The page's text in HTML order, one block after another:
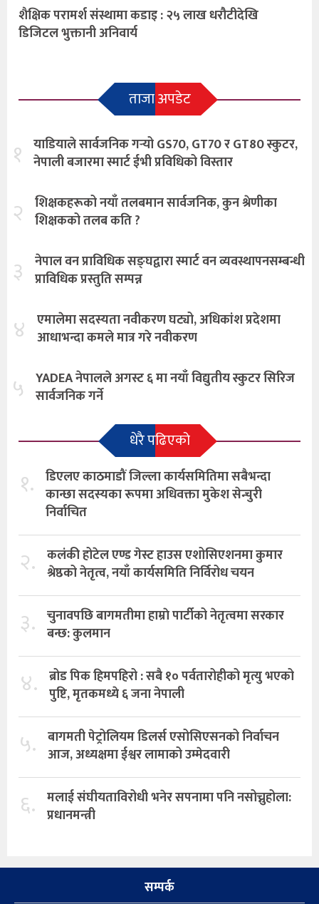
शैक्षिक परामर्श संस्थामा कडाइ : २५ लाख धरौटीदेखि
डिजिटल भुक्तानी अनिवार्य
ताजा अपडेट
१ याडियाले सार्वजनिक गर्‍यो GS70, GT70 र GT80 स्कुटर,
नेपाली बजारमा स्मार्ट ईभी प्रविधिको विस्तार
२ शिक्षकहरूको नयाँ तलबमान सार्वजनिक, कुन श्रेणीका
शिक्षकको तलब कति ?
३ नेपाल वन प्राविधिक सङ्घद्वारा स्मार्ट वन व्यवस्थापनसम्बन्धी
प्राविधिक प्रस्तुति सम्पन्न
४ एमालेमा सदस्यता नवीकरण घट्यो, अधिकांश प्रदेशमा
आधाभन्दा कमले मात्र गरे नवीकरण
५ YADEA नेपालले अगस्ट ६ मा नयाँ विद्युतीय स्कुटर सिरिज
सार्वजनिक गर्ने
धेरै पढिएको
१. डिएलए काठमाडौं जिल्ला कार्यसमितिमा सबैभन्दा
कान्छा सदस्यका रूपमा अधिवक्ता मुकेश सेन्चुरी
निर्वाचित
२. कलंकी होटेल एण्ड गेस्ट हाउस एशोसिएशनमा कुमार
श्रेष्ठको नेतृत्व, नयाँ कार्यसमिति निर्विरोध चयन
३. चुनावपछि बागमतीमा हाम्राे पार्टीको नेतृत्वमा सरकार
बन्छ: कुलमान
४. ब्रोड पिक हिमपहिरो : सबै १० पर्वतारोहीको मृत्यु भएको
पुष्टि, मृतकमध्ये ६ जना नेपाली
५. बागमती पेट्रोलियम डिलर्स एसोसिएसनको निर्वाचन
आज, अध्यक्षमा ईश्वर लामाको उम्मेदवारी
६. मलाई संघीयताविरोधी भनेर सपनामा पनि नसोच्नुहोला:
प्रधानमन्त्री
सम्पर्क